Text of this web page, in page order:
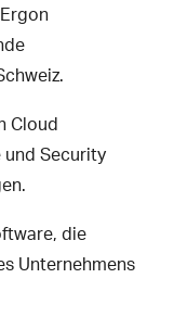
Cloud
undSecurity
, die
Unternehmens